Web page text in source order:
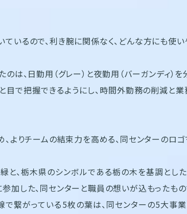
いるので、利き腕に関係なく、どんな方にも使い
は、日勤用（グレー）と夜勤用（バーガンディ）を
目で把握できるようにし、時間外勤務の削減と
、よりチームの結束力を高める、同センターのロ
と、栃木県のシンボルである栃の木を基調とし
加した、同センターと職員の想いが込もったもの
で繋がっている5枚の葉は、同センターの5大事